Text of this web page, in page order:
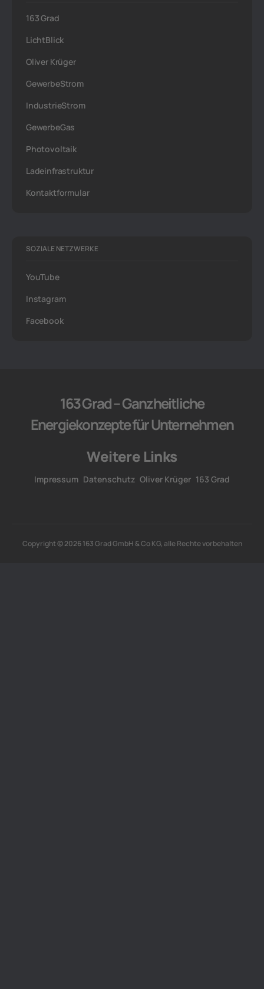
163 Grad
LichtBlick
Oliver Krüger
GewerbeStrom
IndustrieStrom
GewerbeGas
Photovoltaik
Ladeinfrastruktur
Kontaktformular
SOZIALE NETZWERKE
YouTube
Instagram
Facebook
163 Grad – Ganzheitliche
Energiekonzepte für Unternehmen
Weitere Links
Impressum Datenschutz Oliver Krüger 163 Grad
Copyright © 2026 163 Grad GmbH & Co KG, alle Rechte vorbehalten